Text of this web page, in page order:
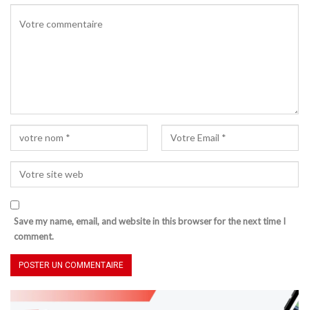
Save my name, email, and website in this browser for the next time I
comment.